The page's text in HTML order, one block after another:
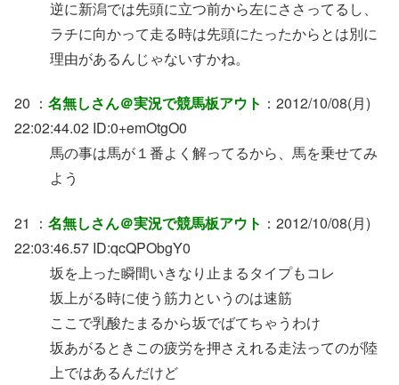
逆に新潟では先頭に立つ前から左にささってるし、
ラチに向かって走る時は先頭にたったからとは別に
理由があるんじゃないすかね。
20 ： 名無しさん＠実況で競馬板アウト ：2012/10/08(月)
22:02:44.02 ID:0+emOtgO0
馬の事は馬が１番よく解ってるから、馬を乗せてみ
よう
21 ： 名無しさん＠実況で競馬板アウト ：2012/10/08(月)
22:03:46.57 ID:qcQPObgY0
坂を上った瞬間いきなり止まるタイプもコレ
坂上がる時に使う筋力というのは速筋
ここで乳酸たまるから坂でばてちゃうわけ
坂あがるときこの疲労を押さえれる走法ってのが陸
上ではあるんだけど